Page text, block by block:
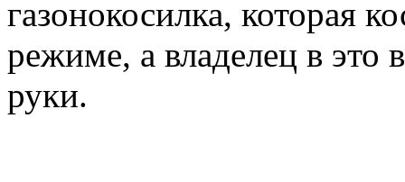
газонокосилка, которая
режиме, а владелец в это
руки.